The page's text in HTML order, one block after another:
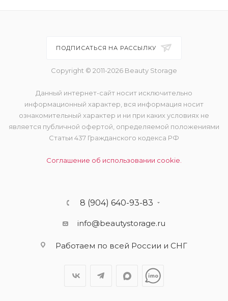
ПОДПИСАТЬСЯ НА РАССЫЛКУ
Copyright © 2011-2026 Beauty Storage
Данный интернет-сайт носит исключительно
информационный характер, вся информация носит
ознакомительный характер и ни при каких условиях не
является публичной офертой, определяемой положениями
Статьи 437 Гражданского кодекса РФ
Соглашение об использовании cookie.
8 (904) 640-93-83
info@beautystorage.ru
Работаем по всей России и СНГ